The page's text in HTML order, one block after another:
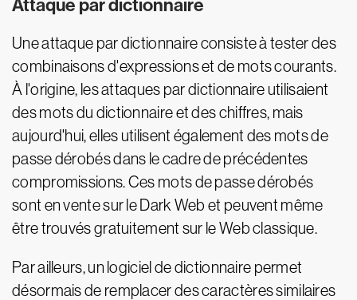
Attaque par dictionnaire
Une attaque par dictionnaire consiste à tester des
combinaisons d'expressions et de mots courants.
À l'origine, les attaques par dictionnaire utilisaient
des mots du dictionnaire et des chiffres, mais
aujourd'hui, elles utilisent également des mots de
passe dérobés dans le cadre de précédentes
compromissions. Ces mots de passe dérobés
sont en vente sur le Dark Web et peuvent même
être trouvés gratuitement sur le Web classique.
Par ailleurs, un logiciel de dictionnaire permet
désormais de remplacer des caractères similaires